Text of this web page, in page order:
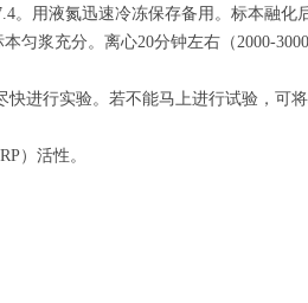
。用液氮迅速冷冻保存备用。标本融化
匀浆充分。离心20分钟左右（2000-3000
进行实验。若不能马上进行试验，可
）活性。